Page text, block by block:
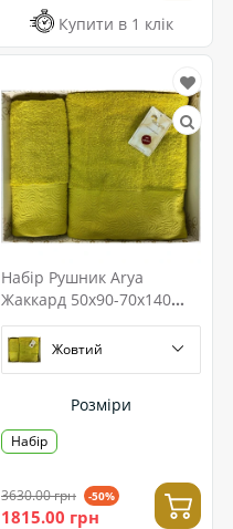
Купити в 1 клік
Набір Рушник Arya
Жаккард 50x90-70x140
Fold
Жовтий
Розміри
Набір
3630.00 грн -50%
1815.00 грн